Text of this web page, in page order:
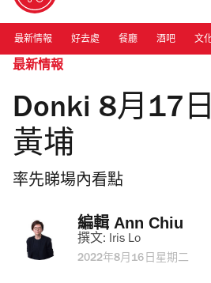
最新情報 好去處 餐廳 酒吧 文
最新情報
Donki 8月17
黃埔
率先睇場內看點
編輯 Ann Chiu
撰文: Iris Lo
2022年8月16日星期二